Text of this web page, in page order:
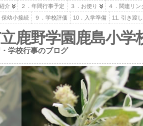
介 ２．年間行事予定 ３．お便り
４．関連リン
保幼小接続 ９．学校評価 10．入学準備 11. 引き渡
鹿野学園鹿島小学
学校行事のブログ